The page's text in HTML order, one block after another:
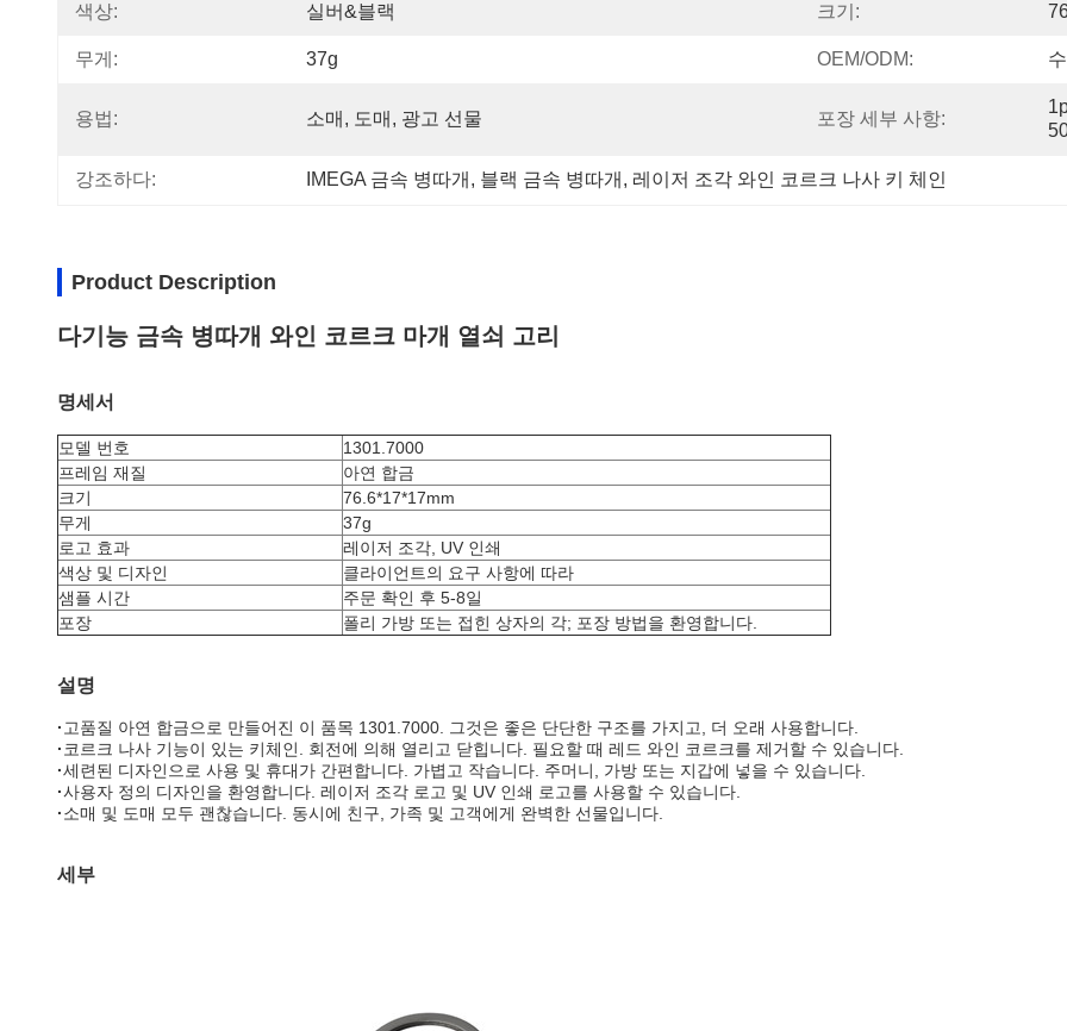
색상: 실버&블랙 크기:
무게: 37g OEM/ODM:
용법: 소매, 도매, 광고 선물 포장 세부 사항:
강조하다: IMEGA 금속 병따개 , 블랙 금속 병따개 , 레이저 조각 와인 코르크 나사 키 체인
Product Description
다기능 금속 병따개 와인 코르크 마개 열쇠 고리
명세서
모델 번호
1301.7000
프레임 재질
아연 합금
크기
76.6*17*17mm
무게
37g
로고 효과
레이저 조각, UV 인쇄
색상 및 디자인
클라이언트의 요구 사항에 따라
샘플 시간
주문 확인 후 5-8일
포장
폴리 가방 또는 접힌 상자의 각; 포장 방법을 환영합니다.
설명
· 고품질 아연 합금으로 만들어진 이 품목 1301.7000. 그것은 좋은 단단한 구조를 가지고, 더 오래 사용합니다.
· 코르크 나사 기능이 있는 키체인. 회전에 의해 열리고 닫힙니다. 필요할 때 레드 와인 코르크를 제거할 수 있습니다.
·세련된 디자인으로 사용 및 휴대가 간편합니다. 가볍고 작습니다. 주머니, 가방 또는 지갑에 넣을 수 있습니다.
·사용자 정의 디자인을 환영합니다. 레이저 조각 로고 및 UV 인쇄 로고를 사용할 수 있습니다.
·소매 및 도매 모두 괜찮습니다. 동시에 친구, 가족 및 고객에게 완벽한 선물입니다.
세부